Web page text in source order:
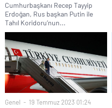
Cumhurbaşkanı Recep Tayyip
Erdoğan, Rus başkan Putin ile
Tahıl Koridoru’nun...
Genel 19 Temmuz 2023 01:24